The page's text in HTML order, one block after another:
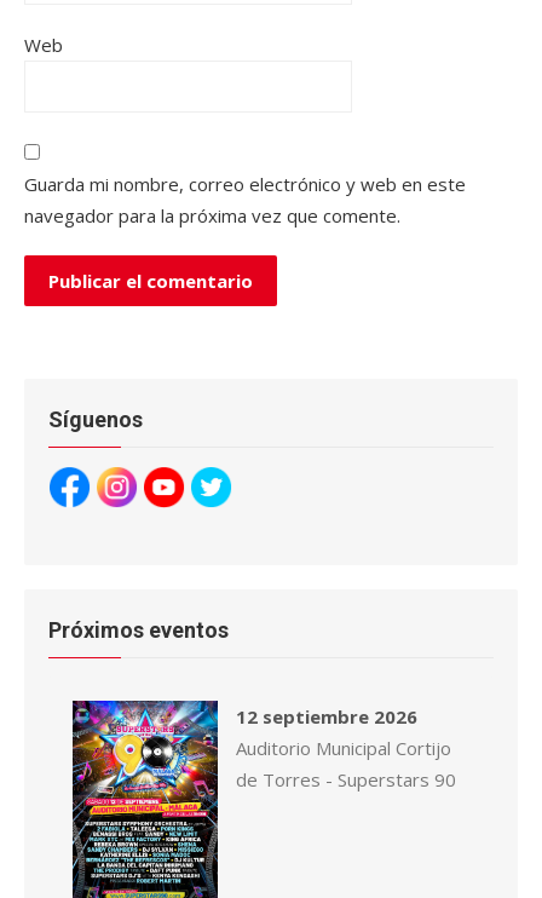
Web
Guarda mi nombre, correo electrónico y web en este
navegador para la próxima vez que comente.
Síguenos
Próximos eventos
12 septiembre 2026
Auditorio Municipal Cortijo
de Torres - Superstars 90